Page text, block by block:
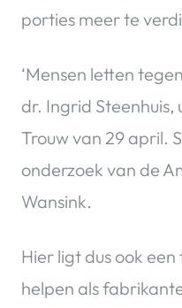
porties meer te
‘Mensen letten
dr. Ingrid
Trouw van 29 april.
onderzoek van de
Wansink.
Hier ligt dus ook
helpen als